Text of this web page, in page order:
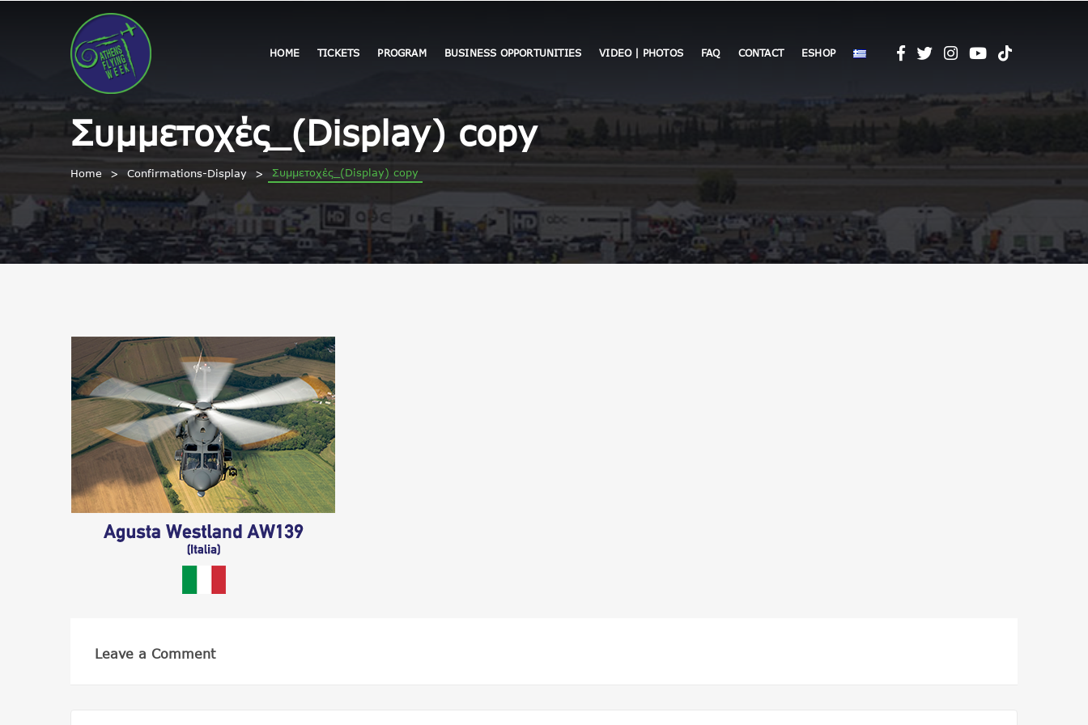
HOME TICKETS PROGRAM BUSINESS OPPORTUNITIES VIDEO | PHOTOS FAQ CONTACT ESHOP
Συμμετοχές_(Display) copy
Home Confirmations-Display Συμμετοχές_(Display) copy
Leave a Comment